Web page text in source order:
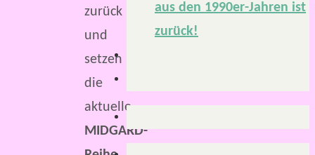
zurück
und
setzen
die
aktuelle
MIDGARD-
aus den 1990er-Jahren ist
zurück!